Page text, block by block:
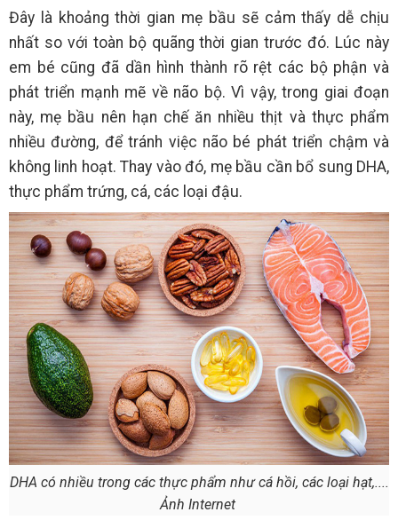
Đây là khoảng thời gian mẹ bầu sẽ cảm thấy dễ chịu
nhất so với toàn bộ quãng thời gian trước đó. Lúc này
em bé cũng đã dần hình thành rõ rệt các bộ phận và
phát triển mạnh mẽ về não bộ. Vì vậy, trong giai đoạn
này, mẹ bầu nên hạn chế ăn nhiều thịt và thực phẩm
nhiều đường, để tránh việc não bé phát triển chậm và
không linh hoạt. Thay vào đó, mẹ bầu cần bổ sung DHA,
thực phẩm trứng, cá, các loại đậu.
DHA có nhiều trong các thực phẩm như cá hồi, các loại hạt,....
Ảnh Internet